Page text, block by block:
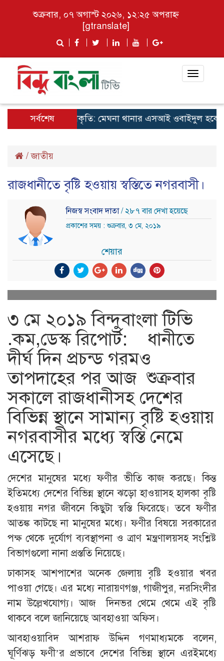
শুক্রবার, ০৭ অগাস্ট ২০২৬, ১২:২৫ অপরাহ্ন
[gtranslate]
Toggle
সর্বশেষ
নিষ্ঠা, সাফল্যে স্বীকৃতি: মেঘনা থানার এসআই ওবাইদুল হকের
/জাতীয়
রাজধানীতে বৃষ্টি হওয়ায় স্বস্তিতে নগরবাসী।
নিজস্ব সংবাদ দাতা/ ২৮৭ বার দেখা হয়েছে
প্রকাশের সময় : শুক্রবার, ৩ মে, ২০১৯
শেয়ার
৩ মে ২০১৯ বিন্দুবাংলা টিভি
.কম,ডেস্ক রিপোর্ট: ধানীতে
দীর্ঘ দিন প্রচন্ড গরমও
তাপদাহের পর আজ শুক্রবার
সকালে রাজধানীসহ দেশের
বিভিন্ন স্থানে সামান্য বৃষ্টি হওয়ায়
নগরবাসীর মধ্যে স্বস্তি নেমে
এসেছে।
দেশের মানুষের মধ্যে ফণীর ভীতি কাজ করছে। কিন্ত
ইতিমধ্যে দেশের বিভিন্ন স্থানে ঝড়ো হাওয়াসহ হালকা বৃষ্টি
হওয়ায় নগর জীবনে কিছুটা স্বস্তি ফিরেছে। তবে ফণীর
আতঙ্ক কাটছে না মানুষের মধ্যে। ফণীর বিষয়ে সরকারের
পক্ষ থেকে দুর্যোগ ব্যবস্থাপনা ও ত্রাণ মন্ত্রণালয়সহ সংশ্লিষ্ট
বিভাগগুলো নানা প্রস্ততি নিয়েছে।
ঢাকাসহ আশপাশের অনেক জেলায় বৃষ্টি হওয়ার খবর
পাওয়া গেছে। এর মধ্যে নারায়ণগঞ্জ, গাজীপুর, নরসিংদীর
নাম উল্লেখযোগ্য। আজ দিনভর থেমে থেমে এই বৃষ্টি
থাকবে বলে জানিয়েছে আবহাওয়া অফিস।
আবহাওয়াবিদ আশরাফ উদ্দিন গণমাধ্যমকে বলেন,
ঘূর্ণিঝড় ফণী’র প্রভাবে দেশের বিভিন্ন স্থানে এরইমধ্যে